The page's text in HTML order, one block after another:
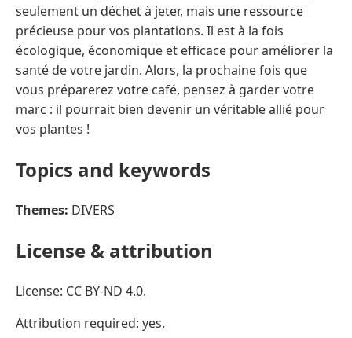
seulement un déchet à jeter, mais une ressource
précieuse pour vos plantations. Il est à la fois
écologique, économique et efficace pour améliorer la
santé de votre jardin. Alors, la prochaine fois que
vous préparerez votre café, pensez à garder votre
marc : il pourrait bien devenir un véritable allié pour
vos plantes !
Topics and keywords
Themes: DIVERS
License & attribution
License: CC BY-ND 4.0.
Attribution required: yes.